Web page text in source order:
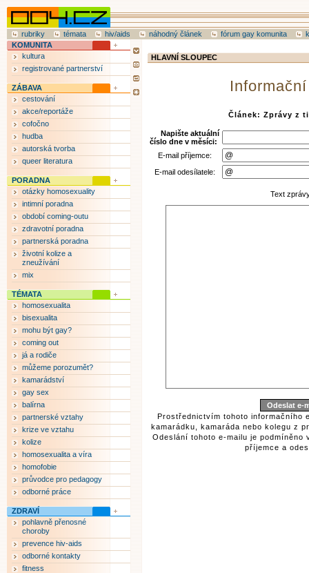
rubriky témata hiv/aids náhodný článek fórum gay komunita
HLAVNÍ SLOUPEC
Článek: Zprávy z
Napište aktuální
číslo dne v měsíci:
E-mail příjemce:
E-mail odesílatele:
Text
Prostřednictvím tohoto informačního
kamarádku, kamaráda nebo kolegu z
Odeslání tohoto e-mailu je podmíněno
příjemce a
KOMUNITA
kultura
registrované partnerství
ZÁBAVA
cestování
akce/reportáže
cofočno
hudba
autorská tvorba
queer literatura
PORADNA
otázky homosexuality
intimní poradna
období coming-outu
zdravotní poradna
partnerská poradna
životní kolize a
zneužívání
mix
TÉMATA
homosexualita
bisexualita
mohu být gay?
coming out
já a rodiče
můžeme porozumět?
kamarádství
gay sex
balírna
partnerské vztahy
krize ve vztahu
kolize
homosexualita a víra
homofobie
průvodce pro pedagogy
odborné práce
ZDRAVÍ
pohlavně přenosné
choroby
prevence hiv-aids
odborné kontakty
fitness